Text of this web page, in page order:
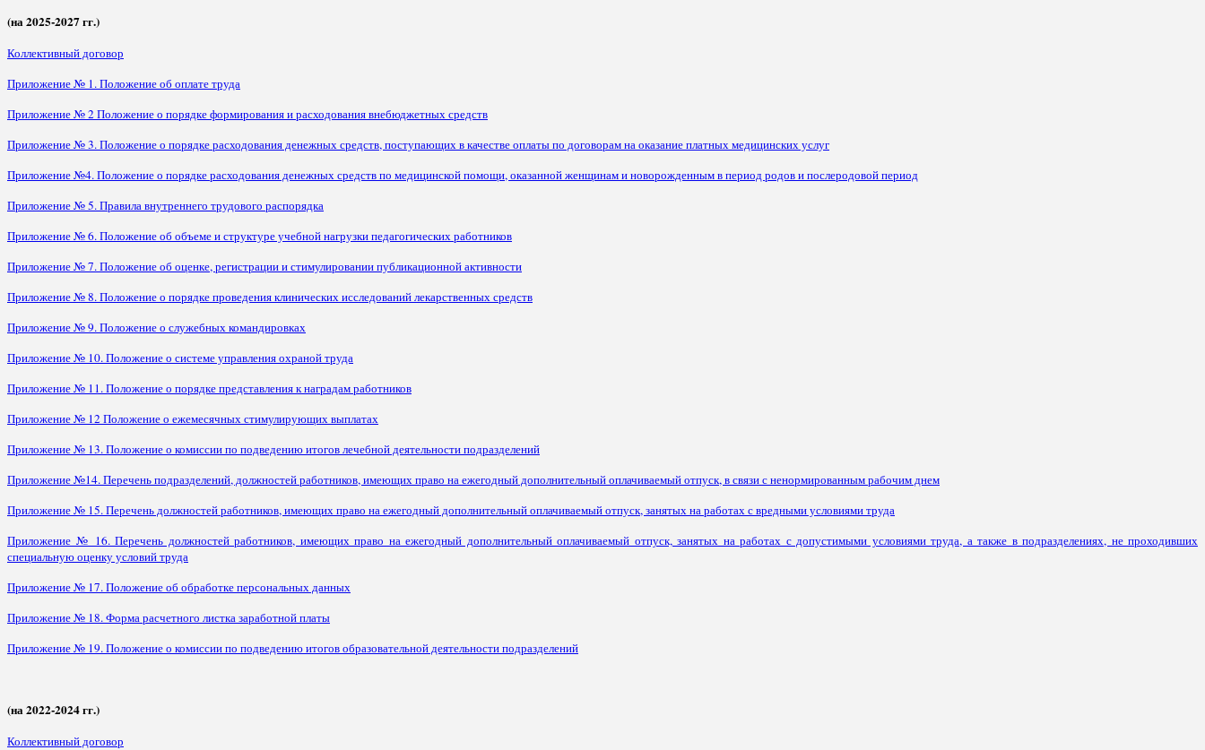
(на 2025-2027 гг.)
Коллективный договор
Приложение № 1. Положение об оплате труда
Приложение № 2 Положение о порядке формирования и расходования внебюджетных средств
Приложение № 3. Положение о порядке расходования денежных средств, поступающих в качестве оплаты по договорам на оказание платных медицинских услуг
Приложение №4. Положение о порядке расходования денежных средств по медицинской помощи, оказанной женщинам и новорожденным в период родов и послеродовой период
Приложение № 5. Правила внутреннего трудового распорядка
Приложение № 6. Положение об объеме и структуре учебной нагрузки педагогических работников
Приложение № 7. Положение об оценке, регистрации и стимулировании публикационной активности
Приложение № 8. Положение о порядке проведения клинических исследований лекарственных средств
Приложение № 9. Положение о служебных командировках
Приложение № 10. Положение о системе управления охраной труда
Приложение № 11. Положение о порядке представления к наградам работников
Приложение № 12 Положение о ежемесячных стимулирующих выплатах
Приложение № 13. Положение о комиссии по подведению итогов лечебной деятельности подразделений
Приложение №14. Перечень подразделений, должностей работников, имеющих право на ежегодный дополнительный оплачиваемый отпуск, в связи с ненормированным рабочим днем
Приложение № 15. Перечень должностей работников, имеющих право на ежегодный дополнительный оплачиваемый отпуск, занятых на работах с вредными условиями труда
Приложение № 16. Перечень должностей работников, имеющих право на ежегодный дополнительный оплачиваемый отпуск, занятых на работах с допустимыми условиями труда, а также в подразделениях, не проходивших
специальную оценку условий труда
Приложение № 17. Положение об обработке персональных данных
Приложение № 18. Форма расчетного листка заработной платы
Приложение № 19. Положение о комиссии по подведению итогов образовательной деятельности подразделений
(на 2022-2024 гг.)
Коллективный договор